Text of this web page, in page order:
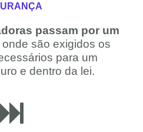
passam por um
onde são exigidos os
para um
e dentro da lei.